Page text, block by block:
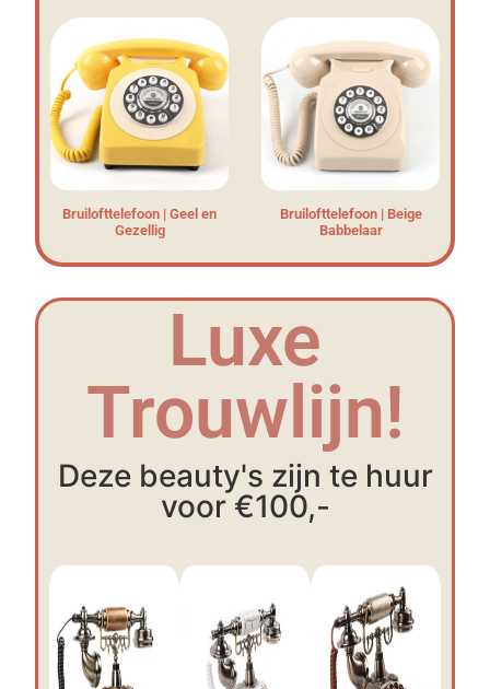
Bruilofttelefoon | Geel en
Gezellig
Bruilofttelefoon | Beige
Babbelaar
Luxe
Trouwlijn!
Deze beauty's zijn te huur
voor €100,-